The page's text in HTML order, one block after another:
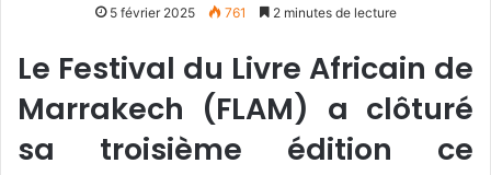
5 février 2025 761 2 minutes de lecture
Le Festival du Livre Africain de
Marrakech (FLAM) a clôturé
sa troisième édition ce